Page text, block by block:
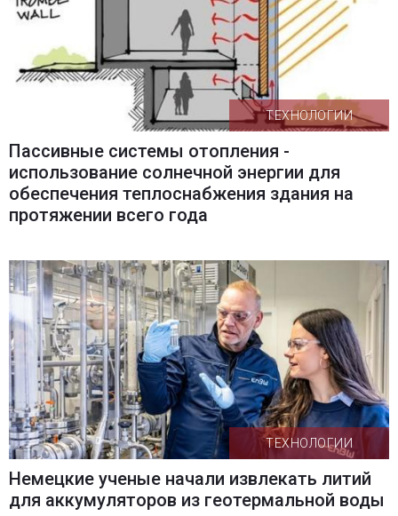
ТЕХНОЛОГИИ
Пассивные системы отопления -
использование солнечной энергии для
обеспечения теплоснабжения здания на
протяжении всего года
ТЕХНОЛОГИИ
Немецкие ученые начали извлекать литий
для аккумуляторов из геотермальной воды